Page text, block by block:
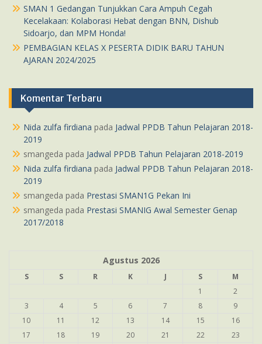
SMAN 1 Gedangan Tunjukkan Cara Ampuh Cegah
Kecelakaan: Kolaborasi Hebat dengan BNN, Dishub
Sidoarjo, dan MPM Honda!
PEMBAGIAN KELAS X PESERTA DIDIK BARU TAHUN
AJARAN 2024/2025
Komentar Terbaru
Nida zulfa firdiana pada Jadwal PPDB Tahun Pelajaran 2018-
2019
smangeda pada Jadwal PPDB Tahun Pelajaran 2018-2019
Nida zulfa firdiana pada Jadwal PPDB Tahun Pelajaran 2018-
2019
smangeda pada Prestasi SMAN1G Pekan Ini
smangeda pada Prestasi SMANIG Awal Semester Genap
2017/2018
Agustus 2026
S S R K J S
M
1
2
3
4 5 6 7 8
9
10
11 12 13 14 15
16
17
18 19 20 21 22
23